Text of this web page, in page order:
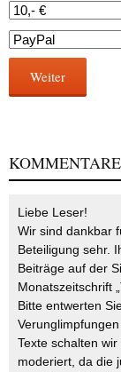
Weiter
KOMMENTARE
Liebe Leser!
Wir sind dankbar
Beteiligung sehr.
Beiträge auf der
Monatszeitschrift
Bitte entwerten
Texte schalten
moderiert, da die